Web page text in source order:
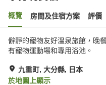
概覽 房間及住宿方案 評價
僻靜的寵物友好溫泉旅館，晚
有寵物運動場和專用浴池。
九重町, 大分縣, 日本
於地圖上顯示